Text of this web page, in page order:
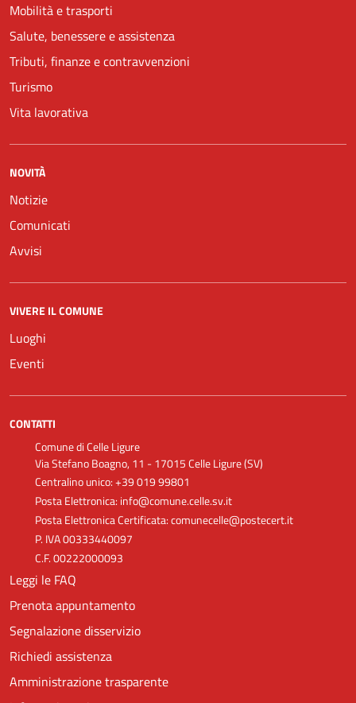
Mobilità e trasporti
Salute, benessere e assistenza
Tributi, finanze e contravvenzioni
Turismo
Vita lavorativa
NOVITÀ
Notizie
Comunicati
Avvisi
VIVERE IL COMUNE
Luoghi
Eventi
CONTATTI
Comune di Celle Ligure
Via Stefano Boagno, 11 - 17015 Celle Ligure (SV)
Centralino unico: +39 019 99801
Posta Elettronica: info@comune.celle.sv.it
Posta Elettronica Certificata: comunecelle@postecert.it
P. IVA 00333440097
C.F. 00222000093
Leggi le FAQ
Prenota appuntamento
Segnalazione disservizio
Richiedi assistenza
Amministrazione trasparente